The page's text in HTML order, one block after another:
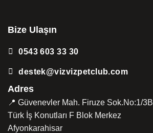
Bize Ulaşın
0543 603 33 30
destek@vizvizpetclub.com
Adres
📍 Güvenevler Mah. Firuze Sok.No:1/3B
Türk İş Konutları F Blok Merkez
Afyonkarahisar